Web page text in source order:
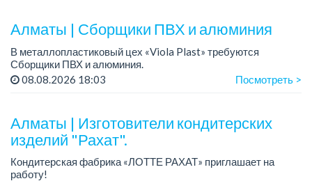
Алматы | Сборщики ПВХ и алюминия
В металлопластиковый цех «Viola Plast» требуются
Сборщики ПВХ и алюминия.
График работы: 5/2, с 08.00 до 17.00.
08.08.2026 18:03 Посмотреть >
Алматы | Изготовители кондитерских
изделий "Рахат".
Кондитерская фабрика «ЛОТТЕ РАХАТ» приглашает на
работу!